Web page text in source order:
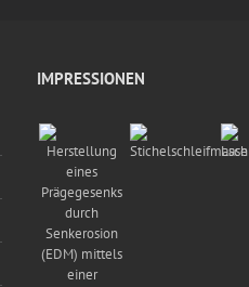
IMPRESSIONEN